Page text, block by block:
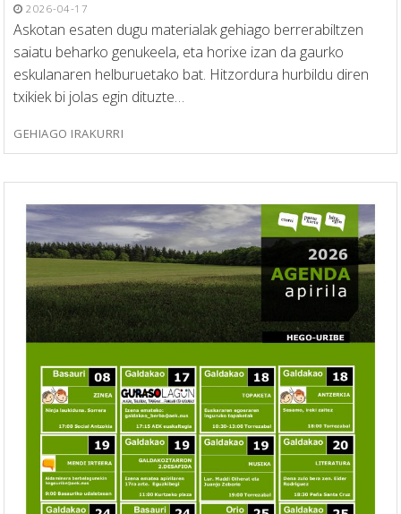
2026-04-17
Askotan esaten dugu materialak gehiago berrerabiltzen
saiatu beharko genukeela, eta horixe izan da gaurko
eskulanaren helburuetako bat. Hitzordura hurbildu diren
txikiek bi jolas egin dituzte…
GEHIAGO IRAKURRI